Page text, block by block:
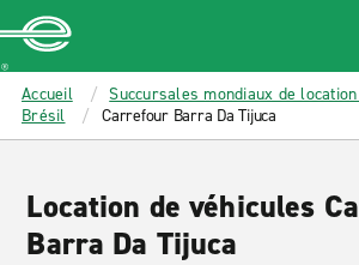
MAIN
CONTENT
Enterprise
Accueil
Succursales mondiaux de
Brésil
Carrefour Barra Da Tijuca
Location de véhicules
Barra Da Tijuca